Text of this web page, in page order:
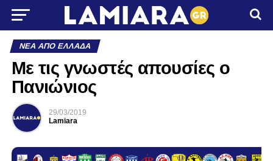
ΝΈΑ ΑΠΌ ΕΛΛΆΔΑ
Με τις γνωστές απουσίες ο
Πανιώνιος
29/03/2019
Lamiara